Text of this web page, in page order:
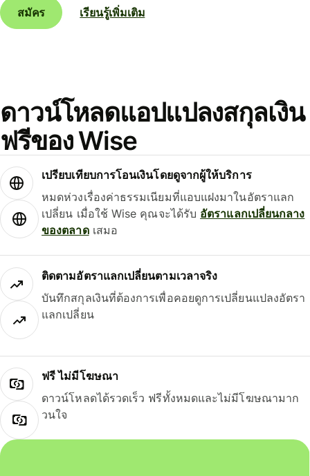
สมัคร เรียนรู้เพิ่มเติม
ดาวน์โหลดแอปแปลงสกุลเงิน
ฟรีของ Wise
เปรียบเทียบการโอนเงินโดยดูจากผู้ให้บริการ
หมดห่วงเรื่องค่าธรรมเนียมที่แอบแฝงมาในอัตราแลก
เปลี่ยน เมื่อใช้ Wise คุณจะได้รับ อัตราแลกเปลี่ยนกลาง
ของตลาดเสมอ
ติดตามอัตราแลกเปลี่ยนตามเวลาจริง
บันทึกสกุลเงินที่ต้องการเพื่อคอยดูการเปลี่ยนแปลงอัตรา
แลกเปลี่ยน
ฟรี ไม่มีโฆษณา
ดาวน์โหลดได้รวดเร็ว ฟรีทั้งหมดและไม่มีโฆษณามาก
วนใจ